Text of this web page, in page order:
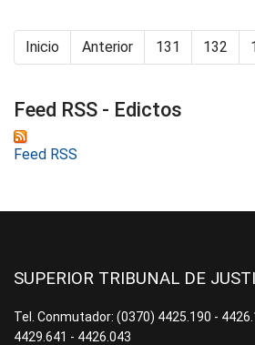
Inicio Anterior 131 132
Feed RSS - Edictos
Feed RSS
SUPERIOR TRIBUNAL DE
Tel. Conmutador: (0370) 4425.190 -
4429.641 - 4426.043